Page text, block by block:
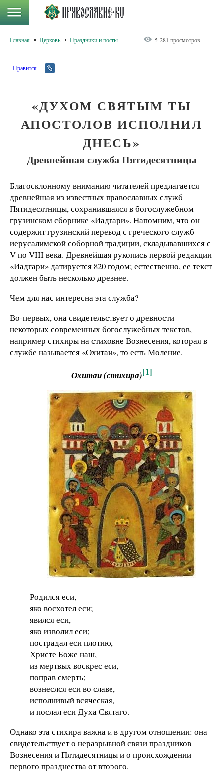
Главная Церковь Праздники и посты 5 281 просмотров
Нравится
«ДУХОМ СВЯТЫМ ТЫ
АПОСТОЛОВ ИСПОЛНИЛ
ДНЕСЬ»
Древнейшая служба Пятидесятницы
Благосклонному вниманию читателей предлагается
древнейшая из известных православных служб
Пятидесятницы, сохранившаяся в богослужебном
грузинском сборнике «Иадгари». Напомним, что он
содержит грузинский перевод с греческого служб
иерусалимской соборной традиции, складывавшихся с
V по VIII века. Древнейшая рукопись первой редакции
«Иадгари» датируется 820 годом; естественно, ее текст
должен быть несколько древнее.
Чем для нас интересна эта служба?
Во-первых, она свидетельствует о древности
некоторых современных богослужебных текстов,
например стихиры на стиховне Вознесения, которая в
службе называется «Охитаи», то есть Моление.
Охитаи (стихира)[1]
Родился еси,
яко восхотел еси;
явился еси,
яко изволил еси;
пострадал еси плотию,
Христе Боже наш,
из мертвых воскрес еси,
поправ смерть;
вознеслся еси во славе,
исполнивый всяческая,
и послал еси Духа Святаго.
Однако эта стихира важна и в другом отношении: она
свидетельствует о неразрывной связи праздников
Вознесения и Пятидесятницы и о происхождении
первого празднества от второго.